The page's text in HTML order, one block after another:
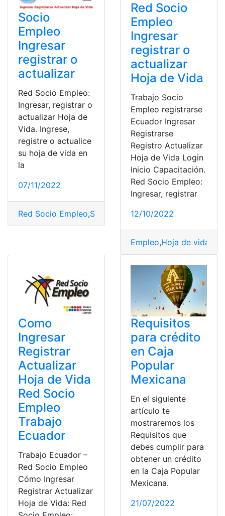
Socio
Empleo
Ingresar
registrar o
actualizar
Red Socio Empleo:
Ingresar, registrar o
actualizar Hoja de
Vida. Ingrese,
registre o actualice
su hoja de vida en
la
07/11/2022
Red Socio Empleo,Socio Empleo
Red Socio
Empleo
Ingresar
registrar o
actualizar
Hoja de Vida
Trabajo Socio
Empleo registrarse
Ecuador Ingresar
Registrarse
Registro Actualizar
Hoja de Vida Login
Inicio Capacitación.
Red Socio Empleo:
Ingresar, registrar
12/10/2022
Empleo,Hoja de vida
Como
Ingresar
Registrar
Actualizar
Hoja de Vida
Red Socio
Empleo
Trabajo
Ecuador
Trabajo Ecuador –
Red Socio Empleo
Cómo Ingresar
Registrar Actualizar
Hoja de Vida: Red
Requisitos
para crédito
en Caja
Popular
Mexicana
En el siguiente
artículo te
mostraremos los
Requisitos que
debes cumplir para
obtener un crédito
en la Caja Popular
Mexicana.
21/07/2022